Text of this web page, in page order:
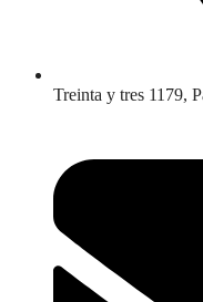
Treinta y tres 1179,